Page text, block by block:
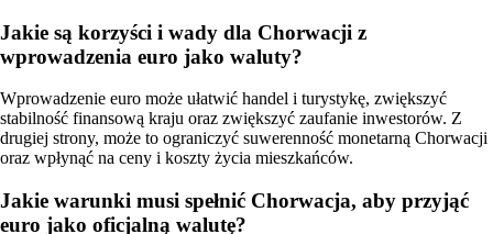
Jakie są korzyści i wady dla Chorwacji z
wprowadzenia euro jako waluty?
Wprowadzenie euro może ułatwić handel i turystykę, zwiększyć
stabilność finansową kraju oraz zwiększyć zaufanie inwestorów. Z
drugiej strony, może to ograniczyć suwerenność monetarną Chorwacji
oraz wpłynąć na ceny i koszty życia mieszkańców.
Jakie warunki musi spełnić Chorwacja, aby przyjąć
euro jako oficjalną walutę?